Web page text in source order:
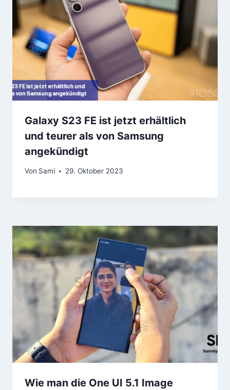
Galaxy S23 FE ist jetzt erhältlich
und teurer als von Samsung
angekündigt
Von Sami 29. Oktober 2023
Wie man die One UI 5.1 Image